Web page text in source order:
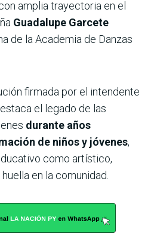
amplia trayectoria en el
Guadalupe Garcete
de la Academia de Danzas
firmada por el intendente
el legado de las
durante años
de niños y jóvenes,
como artístico,
en la comunidad.